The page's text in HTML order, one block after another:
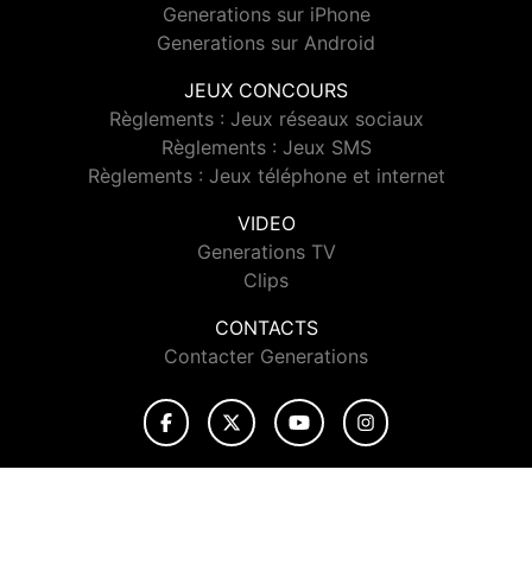
Generations sur iPhone
Generations sur Android
JEUX CONCOURS
Règlements : Jeux réseaux sociaux
Règlements : Jeux SMS
Règlements : Jeux téléphone et internet
VIDEO
Generations TV
Clips
CONTACTS
Contacter Generations